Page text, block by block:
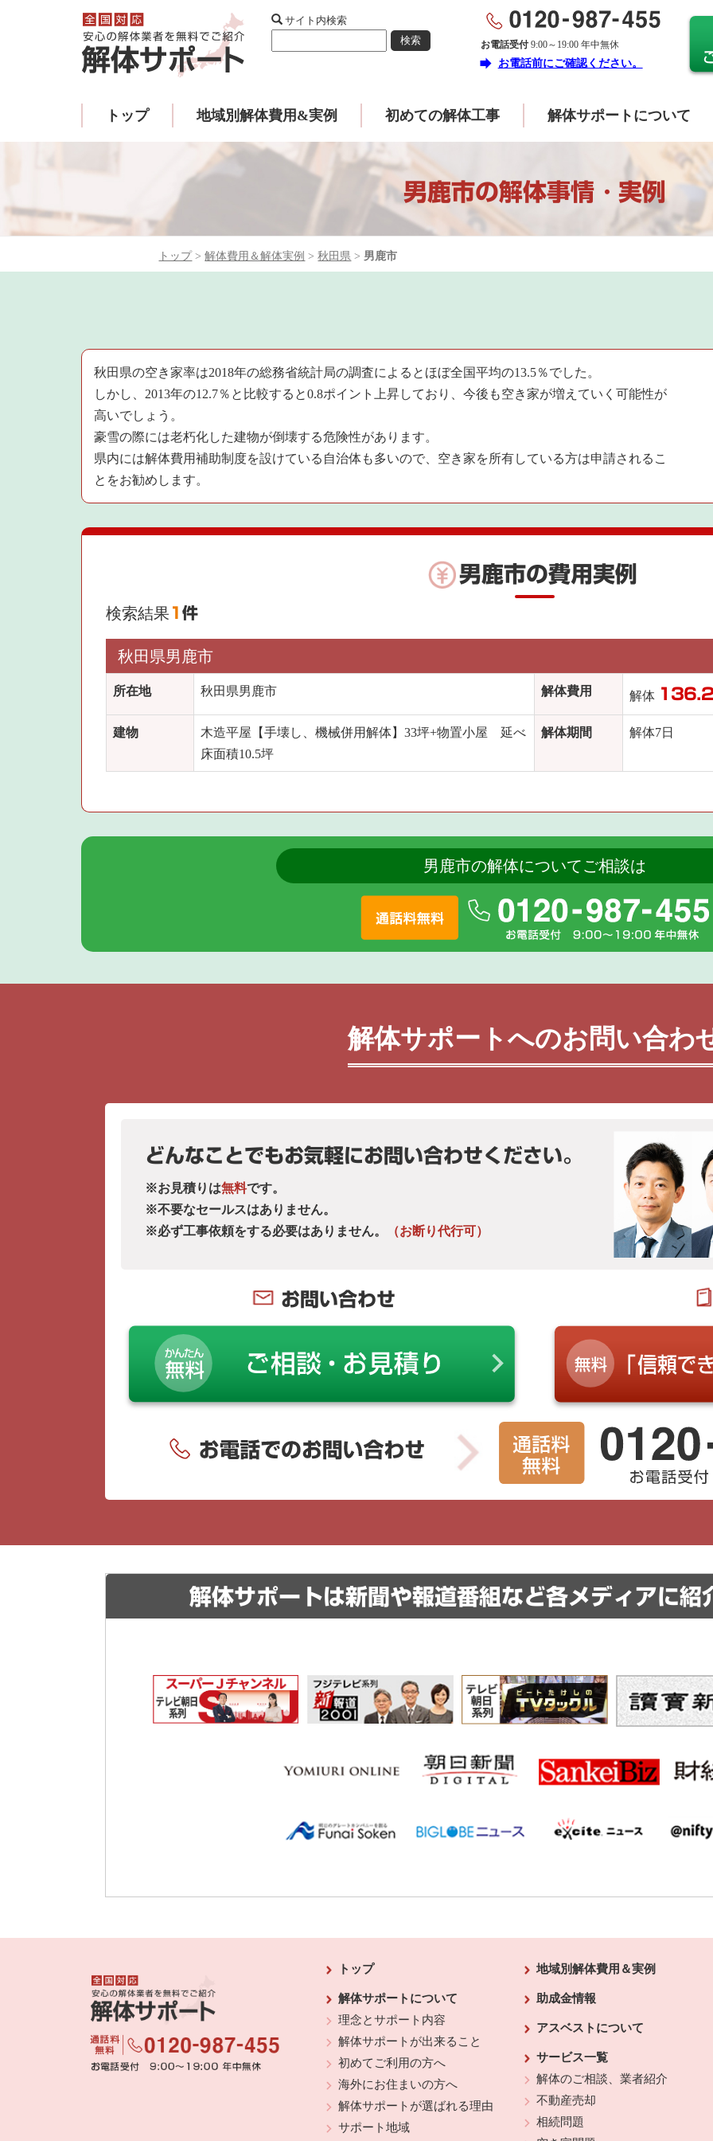
サイト内検索
お電話受付9:00～19:00 年中無休
forward お電話前にご確認ください。
トップ 地域別解体費用&実例 初めての解体工事 解体サポートについて
男鹿市の解体事情・実例
トップ >解体費用＆解体実例 >秋田県 > 男鹿市
秋田県の空き家率は2018年の総務省統計局の調査によるとほぼ全国平均の13.5％でした。
しかし、2013年の12.7％と比較すると0.8ポイント上昇しており、今後も空き家が増えていく可能性が
高いでしょう。
豪雪の際には老朽化した建物が倒壊する危険性があります。
県内には解体費用補助制度を設けている自治体も多いので、空き家を所有している方は申請されるこ
とをお勧めします。
男鹿市の費用実例
検索結果 1 件
秋田県男鹿市
所在地 秋田県男鹿市 解体費用 解体 136.2
建物
木造平屋【手壊し、機械併用解体】33坪+物置小屋 延べ
床面積10.5坪
解体期間 解体7日
男鹿市の解体についてご相談は
解体サポートへのお問い合わ
どんなことでもお気軽にお問い合わせください。
※お見積りは無料です。
※不要なセールスはありません。
※必ず工事依頼をする必要はありません。
（お断り代行可）
お問い合わせ
解体サポートは新聞や報道番組など各メディアに紹
トップ
解体サポートについて
理念とサポート内容
解体サポートが出来ること
初めてご利用の方へ
海外にお住まいの方へ
解体サポートが選ばれる理由
サポート地域
地域別解体費用＆実例
助成金情報
アスベストについて
サービス一覧
解体のご相談、業者紹介
不動産売却
相続問題